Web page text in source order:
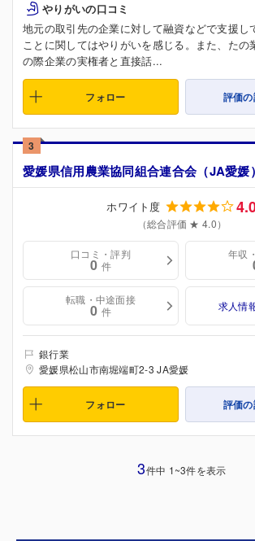
やりがいの口コミ
地元の取引先の企業に対して融資などで支援し
ことに関してはやりがいを感じる。また、たの
の際企業の実権者と直接話...
フォロー 評価
3
愛媛県信用農業協同組合連合会（JA愛媛）
ホワイト度
（総合評価 ★ 4.0）
口コミ・評判
0 件
年収
転職・中途面接
0 件 求人情
銀行業
愛媛県松山市南堀端町2-3 JA愛媛
フォロー 評価
3件中 1~3件を表示